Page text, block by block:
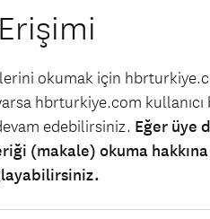
okumak için
hbrturkiye.com
edebilirsiniz. Eğer üye
(makale) okuma